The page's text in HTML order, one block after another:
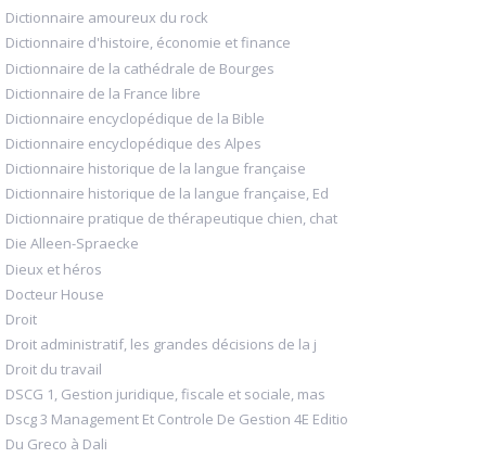
Dictionnaire amoureux du rock
Dictionnaire d'histoire, économie et finance
Dictionnaire de la cathédrale de Bourges
Dictionnaire de la France libre
Dictionnaire encyclopédique de la Bible
Dictionnaire encyclopédique des Alpes
Dictionnaire historique de la langue française
Dictionnaire historique de la langue française, Ed
Dictionnaire pratique de thérapeutique chien, chat
Die Alleen-Spraecke
Dieux et héros
Docteur House
Droit
Droit administratif, les grandes décisions de la j
Droit du travail
DSCG 1, Gestion juridique, fiscale et sociale, mas
Dscg 3 Management Et Controle De Gestion 4E Editio
Du Greco à Dali